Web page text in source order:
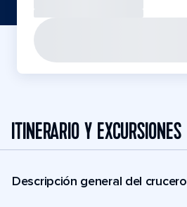
ITINERARIO Y EXCURSIONES
Descripción general del crucero